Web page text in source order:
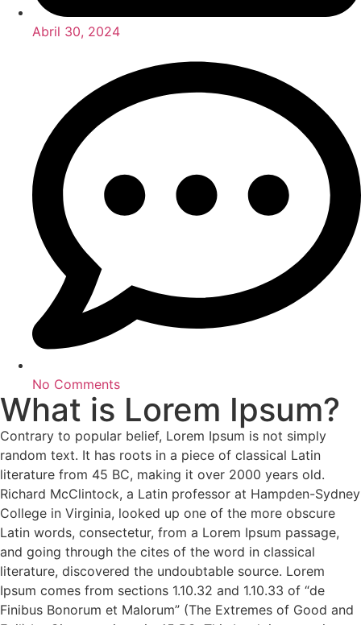
Abril 30, 2024
No Comments
What is Lorem Ipsum?
Contrary to popular belief, Lorem Ipsum is not simply
random text. It has roots in a piece of classical Latin
literature from 45 BC, making it over 2000 years old.
Richard McClintock, a Latin professor at Hampden-Sydney
College in Virginia, looked up one of the more obscure
Latin words, consectetur, from a Lorem Ipsum passage,
and going through the cites of the word in classical
literature, discovered the undoubtable source. Lorem
Ipsum comes from sections 1.10.32 and 1.10.33 of “de
Finibus Bonorum et Malorum” (The Extremes of Good and